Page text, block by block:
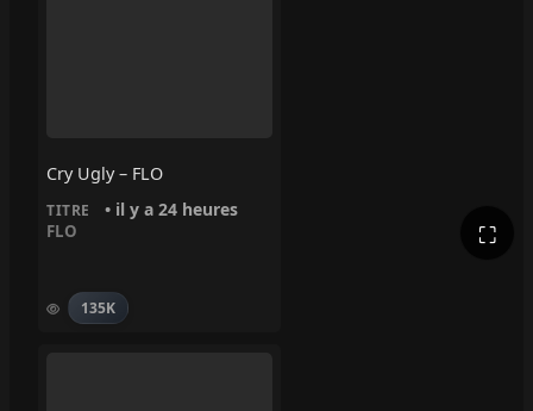
⛶
Cry Ugly – FLO
TITRE • il y a 24 heures
FLO
135K